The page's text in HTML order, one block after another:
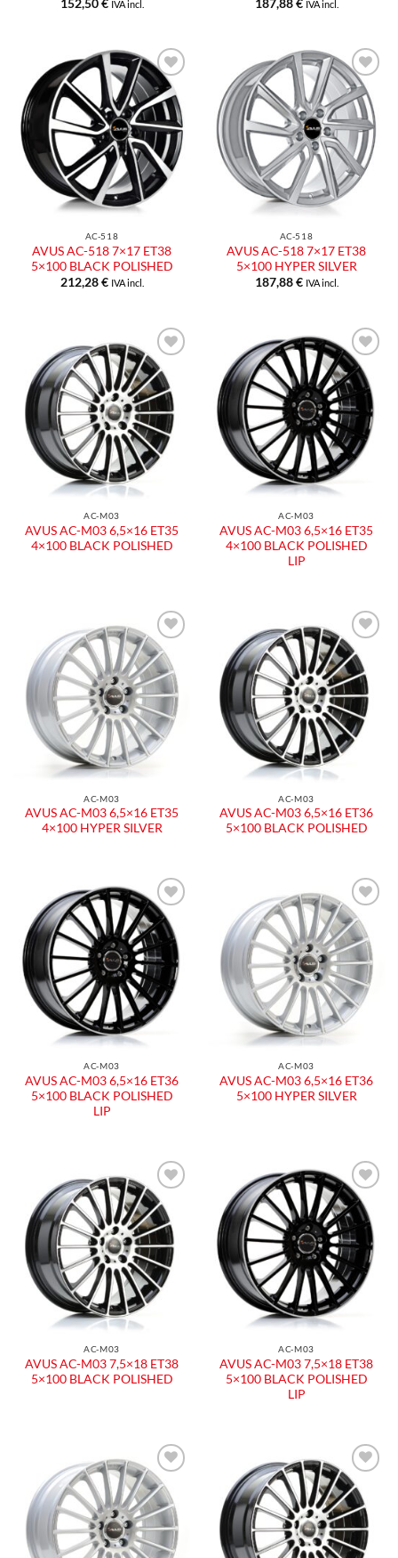
152,50€ IVA incl.
187,88€ IVA incl.
Aggiungi
alla lista
dei
desideri
AC-518
AVUS AC-518 7×17 ET38
5×100 BLACK POLISHED
212,28€ IVA incl.
Aggiungi
alla lista
dei
desideri
AC-518
AVUS AC-518 7×17 ET38
5×100 HYPER SILVER
187,88€ IVA incl.
Aggiungi
alla lista
dei
desideri
AC-M03
AVUS AC-M03 6,5×16 ET35
4×100 BLACK POLISHED
Aggiungi
alla lista
dei
desideri
AC-M03
AVUS AC-M03 6,5×16 ET35
4×100 BLACK POLISHED
LIP
Aggiungi
alla lista
dei
desideri
AC-M03
AVUS AC-M03 6,5×16 ET35
4×100 HYPER SILVER
Aggiungi
alla lista
dei
desideri
AC-M03
AVUS AC-M03 6,5×16 ET36
5×100 BLACK POLISHED
Aggiungi
alla lista
dei
desideri
AC-M03
AVUS AC-M03 6,5×16 ET36
5×100 BLACK POLISHED
LIP
Aggiungi
alla lista
dei
desideri
AC-M03
AVUS AC-M03 6,5×16 ET36
5×100 HYPER SILVER
Aggiungi
alla lista
dei
desideri
AC-M03
AVUS AC-M03 7,5×18 ET38
5×100 BLACK POLISHED
Aggiungi
alla lista
dei
desideri
AC-M03
AVUS AC-M03 7,5×18 ET38
5×100 BLACK POLISHED
LIP
Aggiungi
alla lista
dei
desideri
Aggiungi
alla lista
dei
desideri